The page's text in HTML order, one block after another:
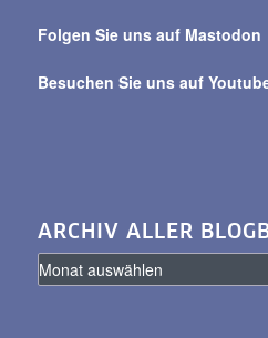
Folgen Sie uns auf Mastodon
Besuchen Sie uns auf
ARCHIV ALLER